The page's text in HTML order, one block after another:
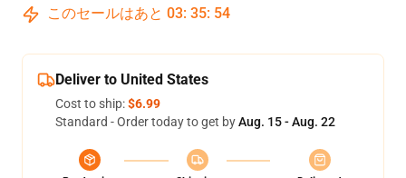
このセールはあと 03: 35: 54
Deliver to United States
Cost to ship:$6.99
Standard - Order today to get byAug. 15 - Aug. 22